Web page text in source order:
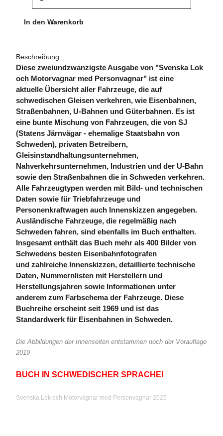
In den Warenkorb
Beschreibung
Diese zweiundzwanzigste Ausgabe von "Svenska Lok
och Motorvagnar med Personvagnar" ist eine
aktuelle Übersicht aller Fahrzeuge, die auf
schwedischen Gleisen verkehren, wie Eisenbahnen,
Straßenbahnen, U-Bahnen und Güterbahnen. Es ist
eine bunte Mischung von Fahrzeugen, die von SJ
(Statens Järnvägar - ehemalige Staatsbahn von
Schweden), privaten Betreibern,
Gleisinstandhaltungsunternehmen,
Nahverkehrsunternehmen, Industrien und der U-Bahn
sowie den Straßenbahnen die in Schweden verkehren.
Alle Fahrzeugtypen werden mit Bild- und technischen
Daten sowie für Triebfahrzeuge und
Personenkraftwagen auch Innenskizzen angegeben.
Ausländische Fahrzeuge, die regelmäßig nach
Schweden fahren, sind ebenfalls im Buch enthalten.
Insgesamt enthält das Buch mehr als 400 Bilder von
Schwedens besten Eisenbahnfotografen
und zahlreiche Innenskizzen, detaillierte technische
Daten, Nummernlisten mit Herstellern und
Herstellungsjahren sowie Informationen unter
anderem zum Farbschema der Fahrzeuge. Diese
Buchreihe erscheint seit 1969 und ist das
Standardwerk für Eisenbahnen in Schweden.
Die Abbildungen der Innenseiten entstammen noch der Vorauflage
2019
BUCH IN SCHWEDISCHER SPRACHE!
Svenska Lok och Motorvagnar med Personvagnar 2025